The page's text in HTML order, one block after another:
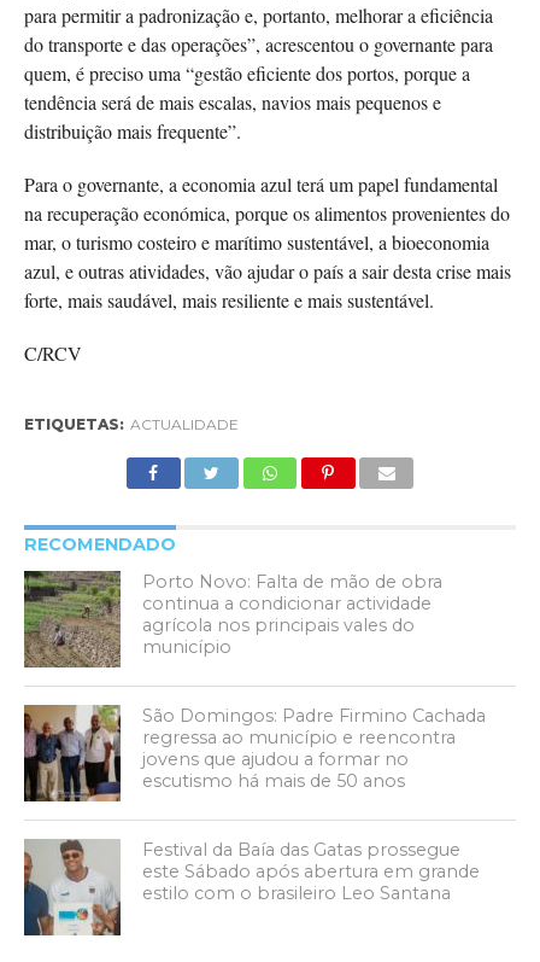
para permitir a padronização e, portanto, melhorar a eficiência
do transporte e das operações”, acrescentou o governante para
quem, é preciso uma “gestão eficiente dos portos, porque a
tendência será de mais escalas, navios mais pequenos e
distribuição mais frequente”.
Para o governante, a economia azul terá um papel fundamental
na recuperação económica, porque os alimentos provenientes do
mar, o turismo costeiro e marítimo sustentável, a bioeconomia
azul, e outras atividades, vão ajudar o país a sair desta crise mais
forte, mais saudável, mais resiliente e mais sustentável.
C/RCV
ETIQUETAS: ACTUALIDADE
RECOMENDADO
Porto Novo: Falta de mão de obra
continua a condicionar actividade
agrícola nos principais vales do
município
São Domingos: Padre Firmino Cachada
regressa ao município e reencontra
jovens que ajudou a formar no
escutismo há mais de 50 anos
Festival da Baía das Gatas prossegue
este Sábado após abertura em grande
estilo com o brasileiro Leo Santana